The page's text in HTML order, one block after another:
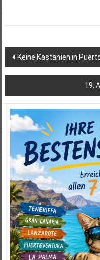
Keine Kastanien in
19.